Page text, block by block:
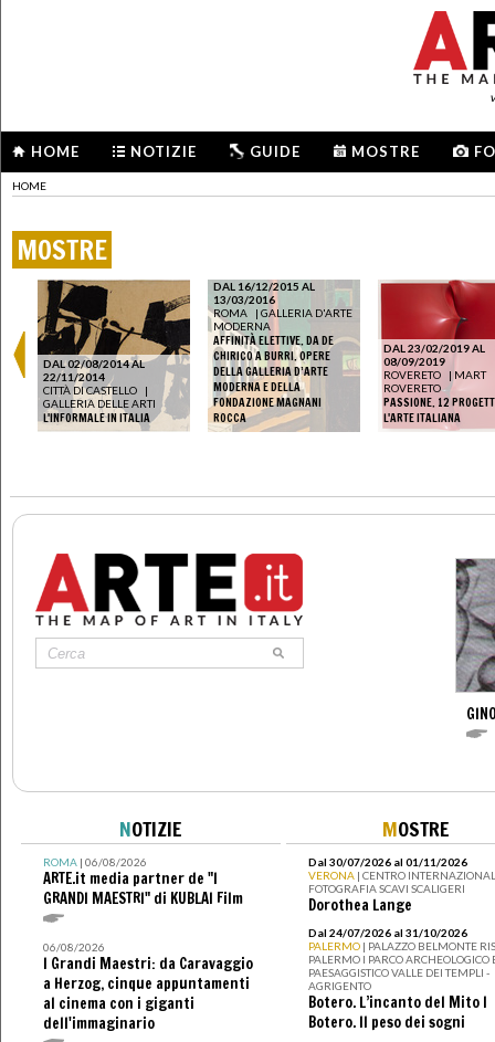
HOME NOTIZIE GUIDE MOSTRE
HOME
MOSTRE
DAL 02/08/2014 AL
22/11/2014
CITTÀ DI CASTELLO
|
GALLERIA DELLE ARTI
L'INFORMALE IN ITALIA
DAL 16/12/2015 AL
13/03/2016
ROMA
| GALLERIA D'ARTE
MODERNA
AFFINITÀ ELETTIVE. DA DE
CHIRICO A BURRI. OPERE
DELLA GALLERIA D’ARTE
MODERNA E DELLA
FONDAZIONE MAGNANI
ROCCA
DAL 23/02/2019 AL
08/09/2019
ROVERETO
| MART
ROVERETO
PASSIONE. 12
L'ARTE ITALIANA
NOTIZIE
ROMA| 06/08/2026
ARTE.it media partner de "I
GRANDI MAESTRI" di KUBLAI Film
06/08/2026
I Grandi Maestri: da Caravaggio
a Herzog, cinque appuntamenti
al cinema con i giganti
dell'immaginario
MOSTRE
Dal 30/07/2026 al 01/11/2026
VERONA | CENTRO
FOTOGRAFIA SCAVI SCALIGERI
Dorothea Lange
Dal 24/07/2026 al 31/10/2026
PALERMO | PALAZZO BELMONTE
PALERMO I PARCO ARCHEOLOGICO
PAESAGGISTICO VALLE DEI TEMPLI -
AGRIGENTO
Botero. L’incanto del Mito I
Botero. Il peso dei sogni